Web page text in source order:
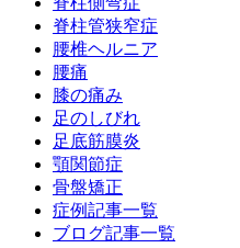
脊柱管狭窄症
腰椎ヘルニア
腰痛
膝の痛み
足のしびれ
足底筋膜炎
顎関節症
骨盤矯正
症例記事一覧
ブログ記事一覧